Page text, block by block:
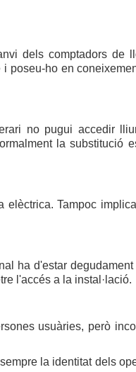
dels comptadors de
poseu-ho en
no pugui accedir
la substitució
elèctrica. Tampoc
ha d'estar
l'accés a la instal·lació.
usuàries, però
la identitat dels